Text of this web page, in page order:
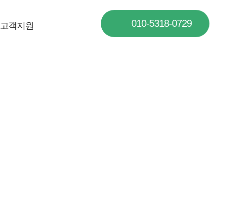
고객지원 010-5318-0729